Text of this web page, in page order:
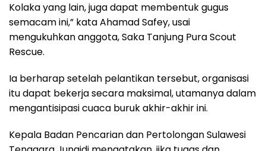
Kolaka yang lain, juga dapat membentuk gugus
semacam ini,” kata Ahamad Safey, usai
mengukuhkan anggota, Saka Tanjung Pura Scout
Rescue.
Ia berharap setelah pelantikan tersebut, organisasi
itu dapat bekerja secara maksimal, utamanya dalam
mengantisipasi cuaca buruk akhir-akhir ini.
Kepala Badan Pencarian dan Pertolongan Sulawesi